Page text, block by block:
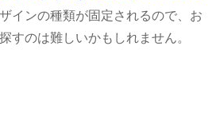
インの種類が固定されるので、お
すのは難しいかもしれません。